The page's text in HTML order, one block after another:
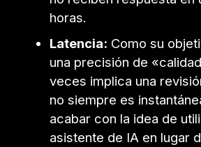
horas.
Latencia: Como su
una precisión de
veces implica una
no siempre es
acabar con la idea de
asistente de IA en lugar